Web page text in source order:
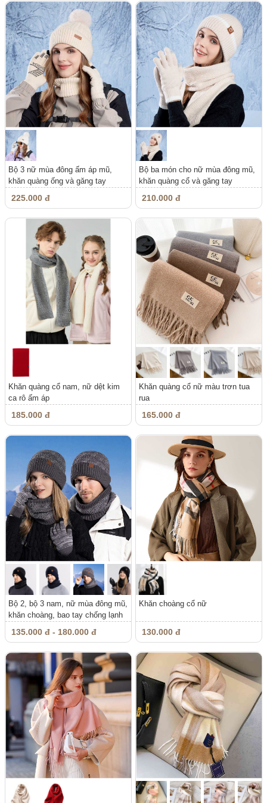
Bộ 3 nữ mùa đông ấm áp mũ,
khăn quàng ống và găng tay
225.000 đ
Bộ ba món cho nữ mùa đông mũ,
khăn quàng cổ và găng tay
210.000 đ
Khăn quàng cổ nam, nữ dệt kim
ca rô ấm áp
185.000 đ
Khăn quàng cổ nữ màu trơn tua
rua
165.000 đ
Bộ 2, bộ 3 nam, nữ mùa đông mũ,
khăn choàng, bao tay chống lạnh
135.000 đ - 180.000 đ
Khăn choàng cổ nữ
130.000 đ